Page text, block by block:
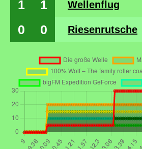
1 1 Wellenflug
0 0 Riesenrutsche